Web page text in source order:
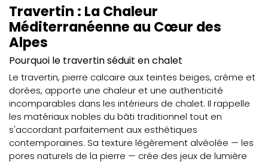
Travertin : La Chaleur
Méditerranéenne au Cœur des
Alpes
Pourquoi le travertin séduit en chalet
Le travertin, pierre calcaire aux teintes beiges, crème et
dorées, apporte une chaleur et une authenticité
incomparables dans les intérieurs de chalet. Il rappelle
les matériaux nobles du bâti traditionnel tout en
s'accordant parfaitement aux esthétiques
contemporaines. Sa texture légèrement alvéolée — les
pores naturels de la pierre — crée des jeux de lumière